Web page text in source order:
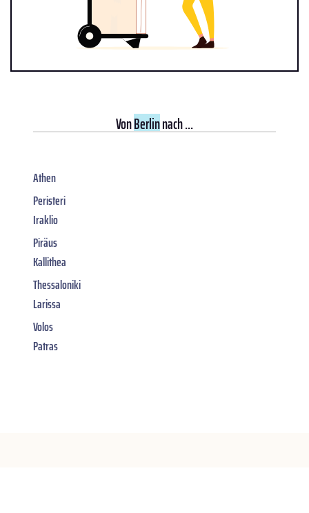
VonBerlinnach ...
Athen
Peristeri
Iraklio
Piräus
Kallithea
Thessaloniki
Larissa
Volos
Patras